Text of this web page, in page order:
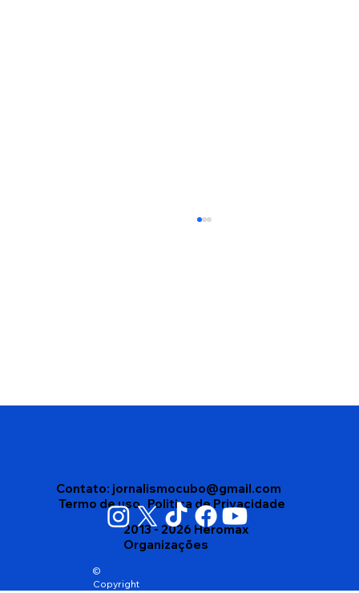
Vigilância Sanitária apreende mais de
Contato: jornalismocubo@gmail.com
Termo de uso Politica de Privacidade
©
Copyright
2013 - 2026 Heromax
Organizações